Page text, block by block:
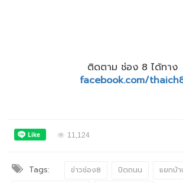
ติดตาม ช่อง 8 ได้ทาง
facebook.com/
11,124
Tags: ข่าวช่อง8 ปิดถนน แยกบ้